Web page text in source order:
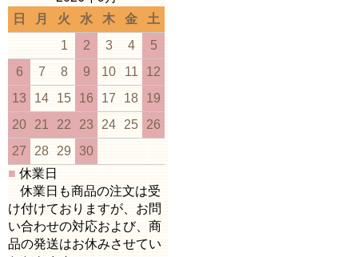
日
月 火 水 木 金
土
1
2 3 4
5
6
7 8 9 10 11
12
13
14 15 16 17 18
19
20
21 22 23 24 25
26
27
28 29 30
■ 休業日
休業日も商品の注文は受
け付けておりますが、お問
い合わせの対応および、商
品の発送はお休みさせてい